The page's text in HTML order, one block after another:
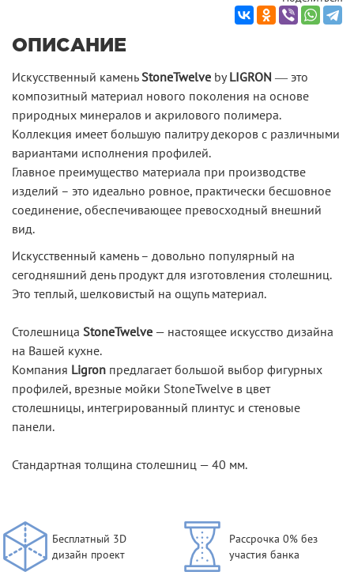
ОПИСАНИЕ
Искусственный каменьStoneTwelve byLIGRON ― это
композитный материал нового поколения на основе
природных минералов и акрилового полимера.
Коллекция имеет большую палитру декоров с различными
вариантами исполнения профилей.
Главное преимущество материала при производстве
изделий – это идеально ровное, практически бесшовное
соединение, обеспечивающее превосходный внешний
вид.
Искусственный камень – довольно популярный на
сегодняшний день продукт для изготовления столешниц.
Это теплый, шелковистый на ощупь материал.
Столешница StoneTwelve — настоящее искусство дизайна
на Вашей кухне.
Компания Ligron предлагает большой выбор фигурных
профилей, врезные мойки StoneTwelve в цвет
столешницы, интегрированный плинтус и стеновые
панели.
Стандартная толщина столешниц — 40 мм.
Бесплатный 3D
дизайн проект
Рассрочка 0% без
участия банка